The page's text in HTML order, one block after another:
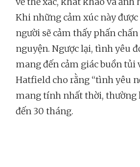
Khi những cảm xúc này được
người sẽ cảm thấy phấn
nguyện. Ngược lại, tình yêu
mang đến cảm giác buồn tủi
Hatfield cho rằng “tình yêu
mang tính nhất thời, thường
đến 30 tháng.